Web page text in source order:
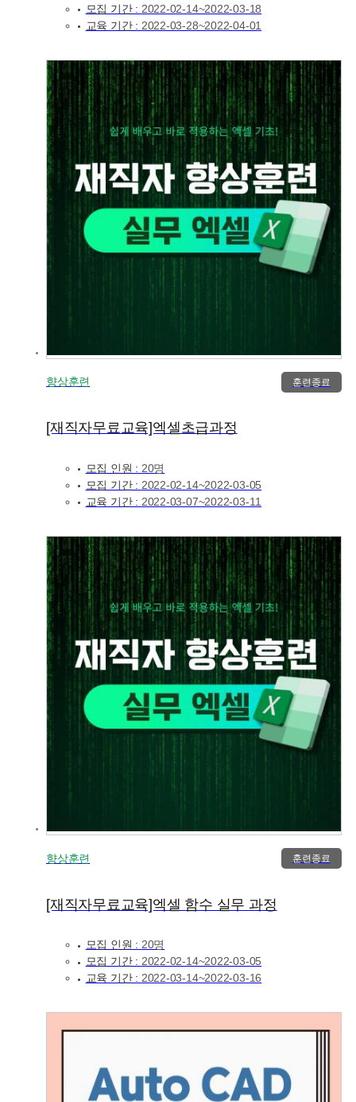
모집 기간 : 2022-02-14~2022-03-18
교육 기간 : 2022-03-28~2022-04-01
향상훈련 훈련종료
[재직자무료교육]엑셀초급과정
모집 인원 : 20명
모집 기간 : 2022-02-14~2022-03-05
교육 기간 : 2022-03-07~2022-03-11
향상훈련 훈련종료
[재직자무료교육]엑셀 함수 실무 과정
모집 인원 : 20명
모집 기간 : 2022-02-14~2022-03-05
교육 기간 : 2022-03-14~2022-03-16